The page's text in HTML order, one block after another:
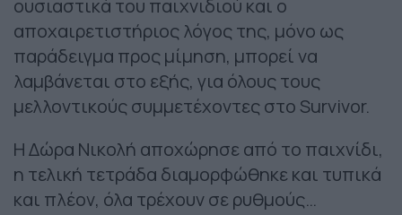
ουσιαστικά του παιχνιδιού και ο
αποχαιρετιστήριος λόγος της, μόνο ως
παράδειγμα προς μίμηση, μπορεί να
λαμβάνεται στο εξής, για όλους τους
μελλοντικούς συμμετέχοντες στο Survivor.
Η Δώρα Νικολή αποχώρησε από το παιχνίδι,
η τελική τετράδα διαμορφώθηκε και τυπικά
και πλέον, όλα τρέχουν σε ρυθμούς…